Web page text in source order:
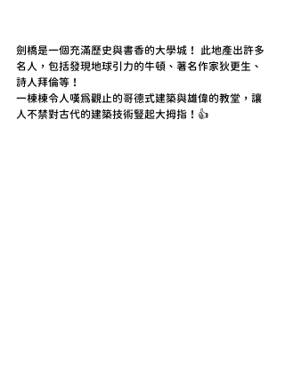
劍橋是一個充滿歷史與書香的大學城！ 此地產出許多
名人，包括發現地球引力的牛頓、著名作家狄更生、
詩人拜倫等！
一棟棟令人嘆為觀止的哥德式建築與雄偉的教堂，讓
人不禁對古代的建築技術豎起大拇指！👍